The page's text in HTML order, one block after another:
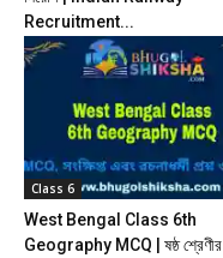
Recruitment...
Class 6
West Bengal Class 6th
Geography MCQ | ষষ্ঠ শ্রেণীর